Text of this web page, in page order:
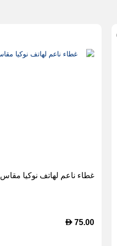
غطاء ناعم لهاتف نوكيا مقاس 6.1 بوصة
D 75.00